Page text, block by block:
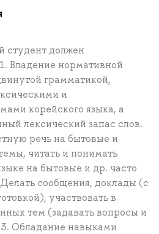
студент должен
Владение нормативной
грамматикой,
и
корейского языка, а
лексический запас слов.
речь на бытовые и
читать и понимать
на бытовые и др. часто
сообщения, доклады (с
участвовать в
тем (задавать вопросы и
Обладание навыками